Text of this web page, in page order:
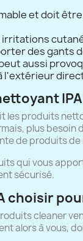
et doit
des gants
aussi
l'extérieur
les produits
plus besoin
de produits
qui vous
sécurisé.
choisir
cleaner
alors à vous,